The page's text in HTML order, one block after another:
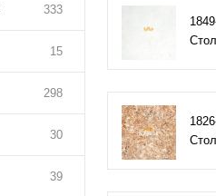
333
15
298
30
39